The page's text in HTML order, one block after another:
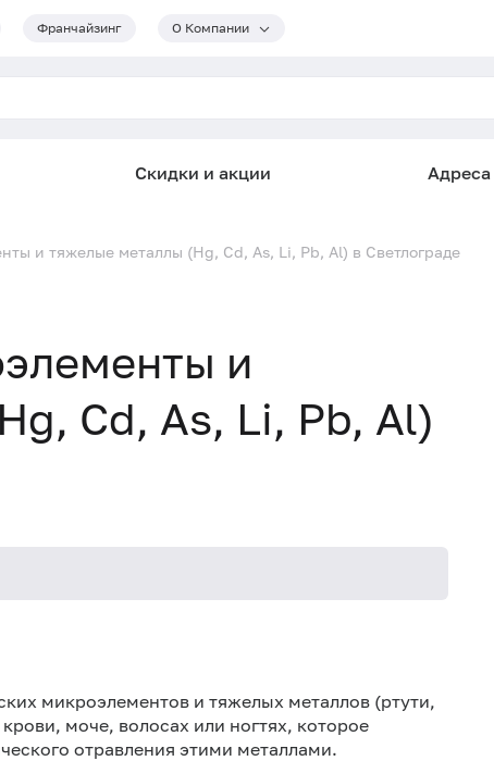
Франчайзинг О Компании
Скидки и акции Адреса
и тяжелые металлы (Hg, Cd, As, Li, Pb, Al) в Светлограде
и
Cd, As, Li, Pb, Al)
микроэлементов и тяжелых металлов (ртути,
моче, волосах или ногтях, которое
отравления этими металлами.